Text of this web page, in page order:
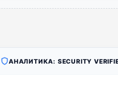
АНАЛИТИКА: SECURITY